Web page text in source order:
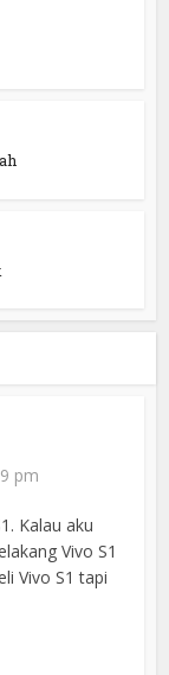
pm
Kalau aku
Vivo S1
Vivo S1 tapi